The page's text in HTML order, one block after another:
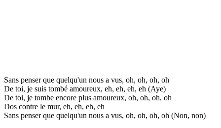
Sans penser que quelqu'un nous a vus, oh, oh, oh, oh
De toi, je suis tombé amoureux, eh, eh, eh, eh (Aye)
De toi, je tombe encore plus amoureux, oh, oh, oh, oh
Dos contre le mur, eh, eh, eh, eh
Sans penser que quelqu'un nous a vus, oh, oh, oh, oh (Non, non)